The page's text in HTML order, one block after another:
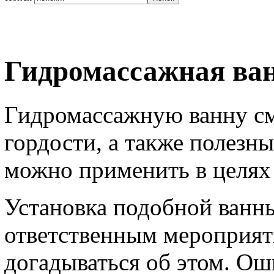
Гидромассажная
Гидромассажную ванну
гордости, а также
можно применить в целях
Установка подобной
ответственным
догадываться об этом.